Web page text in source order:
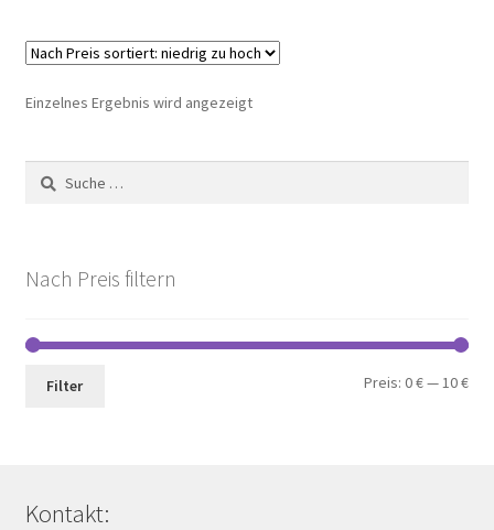
Einzelnes Ergebnis wird angezeigt
Suche
nach:
Nach Preis filtern
Min.
Filter Preis:0 €—10 €
Kontakt: